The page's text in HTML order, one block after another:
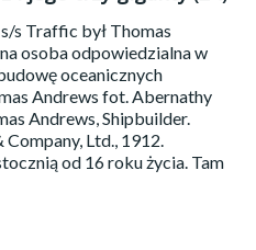
s Traffic był Thomas
osoba odpowiedzialna w
oceanicznych
Andrews fot. Abernathy
Andrews, Shipbuilder.
Ltd., 1912.
od 16 roku życia. Tam